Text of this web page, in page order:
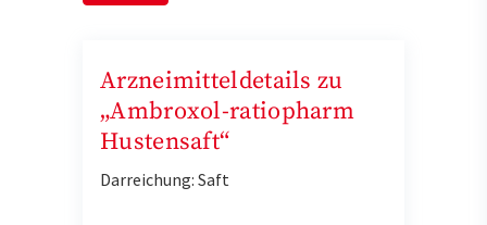
Arzneimitteldetails zu
„Ambroxol-ratiopharm
Hustensaft“
Darreichung: Saft